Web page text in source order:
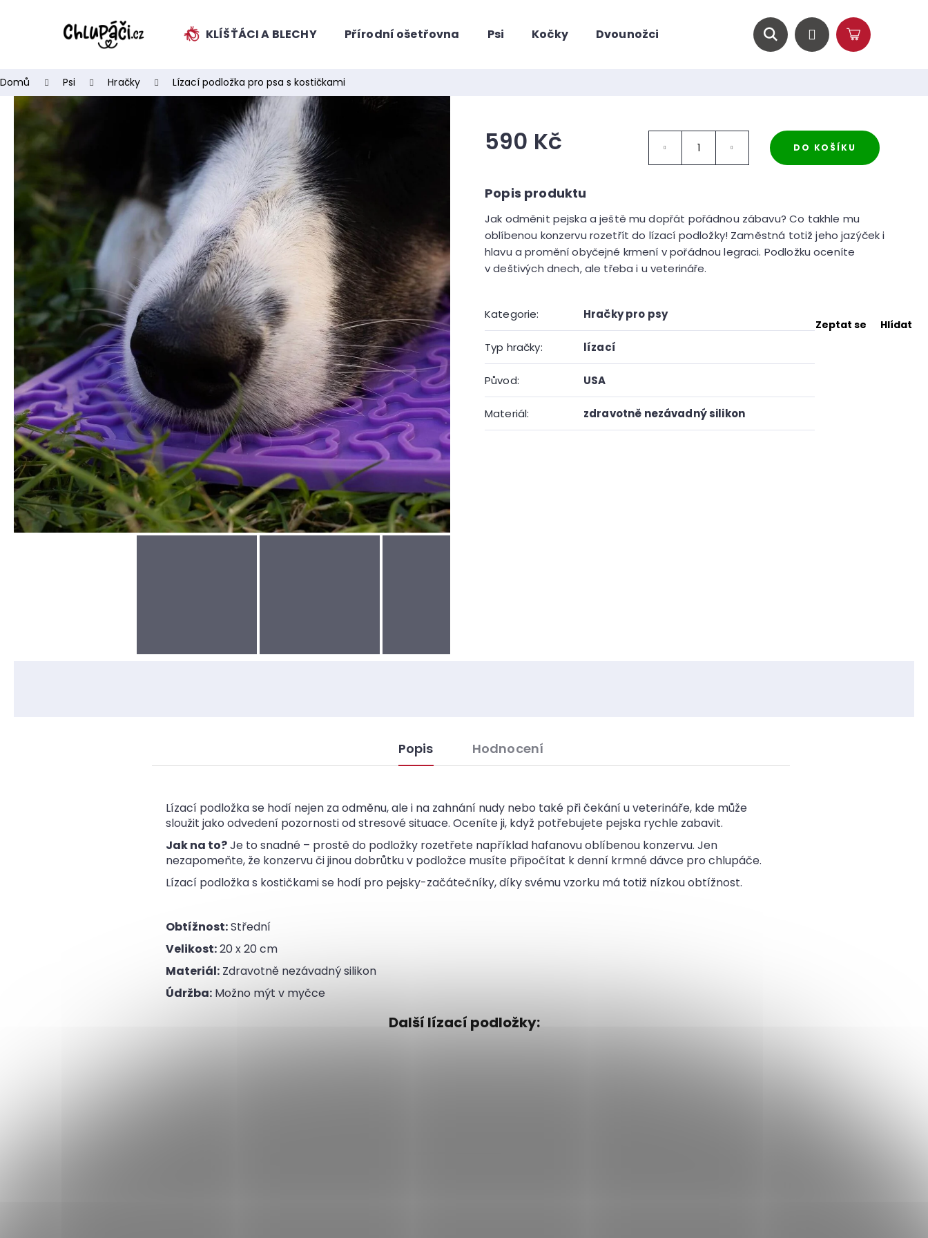
KLÍŠŤÁCI A BLECHY Přírodní ošetřovna Psi Kočky Dvounožci Magazín
HledatPřihlášeníNákupní
Domů Psi Hračky Lízací podložka pro psa s kostičkami
Jak odměnit pejska a ještě mu dopřát pořádnou zábavu? Co takhle mu
oblíbenou konzervu rozetřít do lízací podložky! Zaměstná totiž jeho jazýček i
hlavu a promění obyčejné krmení v pořádnou legraci. Podložku oceníte
v deštivých dnech, ale třeba i u veterináře.
590 Kč DO KOŠÍKU
Kategorie: Hračky pro psy
Typ hračky: lízací
Původ: USA
Materiál: zdravotně nezávadný silikon
Zeptat se Hlídat
Popis Hodnocení
Lízací podložka se hodí nejen za odměnu, ale i na zahnání nudy nebo také při čekání u veterináře, kde může
sloužit jako odvedení pozornosti od stresové situace. Oceníte ji, když potřebujete pejska rychle zabavit.
Jak na to?Je to snadné – prostě do podložky rozetřete například hafanovu oblíbenou konzervu. Jen
nezapomeňte, že konzervu či jinou dobrůtku v podložce musíte připočítat k denní krmné dávce pro chlupáče.
Lízací podložka s kostičkami se hodí pro pejsky-začátečníky, díky svému vzorku má totiž nízkou obtížnost.
Obtížnost:Střední
Velikost:20 x 20 cm
Materiál: Zdravotně nezávadný silikon
Údržba: Možno mýt v myčce
Další lízací podložky:
k
ZPĚT
OBCHODU
ZPĚT
OBCHODU
Co potřebujete najít?
HLEDAT
Doporučujeme